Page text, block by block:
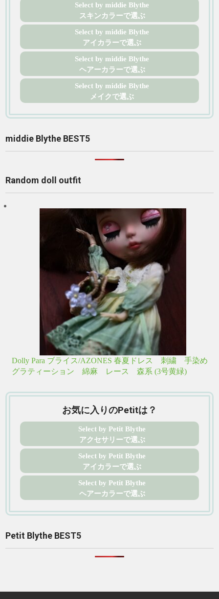
Select by middie Blythe
スキンカラーで選ぶ
Select by middie Blythe
アイカラーで選ぶ
Select by middie Blythe
ヘアーカラーで選ぶ
Select by middie Blythe
メイクで選ぶ
middie Blythe BEST5
Random doll outfit
Dolly Para ブライス/AZONES 春夏ドレス 刺繍 手染め
グラティーション 綿麻 レース 森系 (3号黄緑)
お気に入りのPetitは？
Select by Petit Blythe
アクセサリーで選ぶ
Select by Petit Blythe
アイカラーで選ぶ
Select by Petit Blythe
ヘアーカラーで選ぶ
Petit Blythe BEST5